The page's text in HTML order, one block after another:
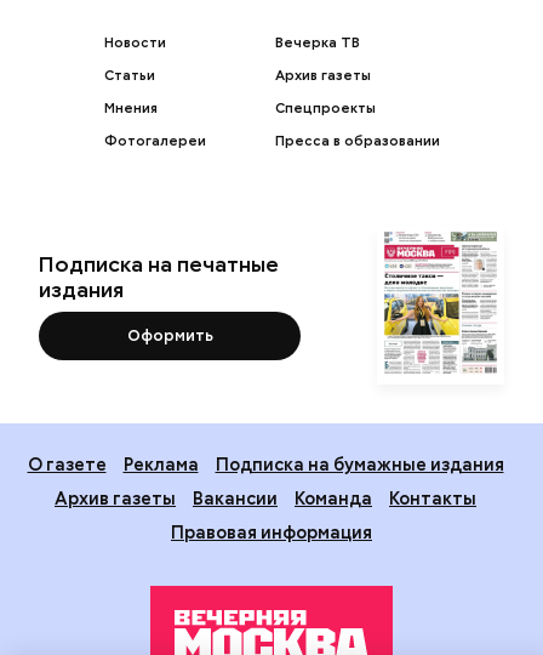
Новости
Статьи
Мнения
Фотогалереи
Вечерка ТВ
Архив газеты
Спецпроекты
Пресса в образовании
Подписка на печатные
издания
Оформить
О газете Реклама
Подписка на бумажные издания
Архив газеты
Вакансии Команда
Контакты
Правовая информация